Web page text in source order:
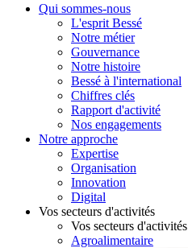
Qui sommes-nous
L'esprit Bessé
Notre métier
Gouvernance
Notre histoire
Bessé à l'international
Chiffres clés
Rapport d'activité
Nos engagements
Notre approche
Expertise
Organisation
Innovation
Digital
Vos secteurs d'activités
Vos secteurs d'activités
Agroalimentaire